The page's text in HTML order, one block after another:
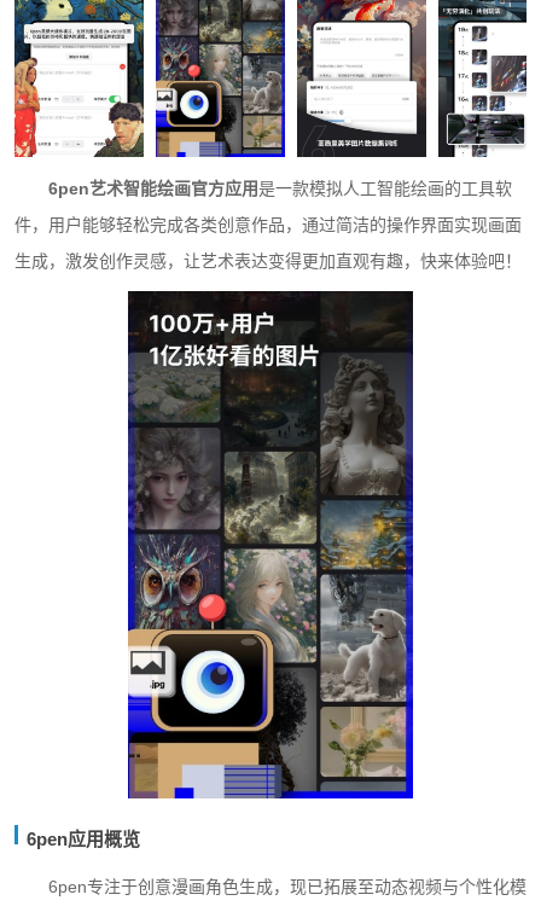
6pen艺术智能绘画官方应用是一款模拟人工智能绘画的工具软
件，用户能够轻松完成各类创意作品，通过简洁的操作界面实现画面
生成，激发创作灵感，让艺术表达变得更加直观有趣，快来体验吧！
6pen应用概览
6pen专注于创意漫画角色生成，现已拓展至动态视频与个性化模